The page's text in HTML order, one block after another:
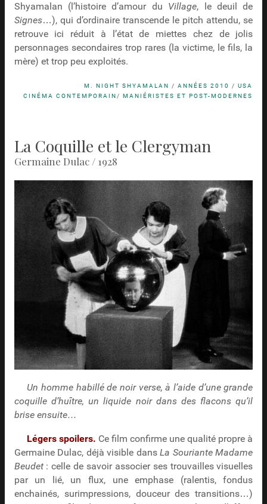
Shyamalan (l’histoire d’amour du Village, le deuil de
Signes…), qui d’ordinaire transcende le pitch attendu, se
retrouve ici réduit à l’état de miettes chez de jolis
personnages secondaires trop rares (la victime, le fils, la
mère) et trop peu exploités.
M. NIGHT SHYAMALAN /ANNÉES 2010 /USA
CINÉMA CONTEMPORAIN/MANIÉRISTES ET POST-MODERNES
La Coquille et le Clergyman
Germaine Dulac / 1928
Un homme habillé de noir verse, à l’aide d’une grande
coquille d’huître, un liquide noir dans des flacons qu’il
brise ensuite…
Légers spoilers. Ce film confirme une qualité propre à
Germaine Dulac, déjà visible dansLa Souriante Madame
Beudet: celle de savoir associer ses trouvailles visuelles
par un lié, un flux, une emphase (ralentis, fondus
enchainés, surimpressions, douceur des transitions…)